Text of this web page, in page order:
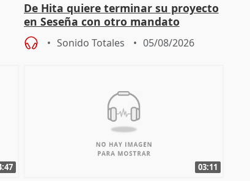
De Hita quiere terminar su proyecto
en Seseña con otro mandato
Sonido Totales 05/08/2026
03:11